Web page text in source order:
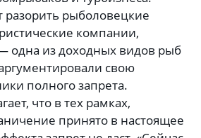
рыболовецкие
компании,
одна из доходных видов рыб
свою
полного запрета.
что в тех рамках,
принято в настоящее